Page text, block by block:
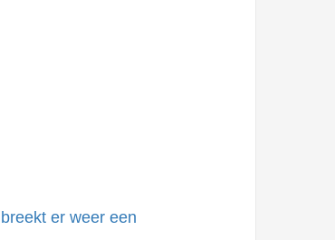
er weer een